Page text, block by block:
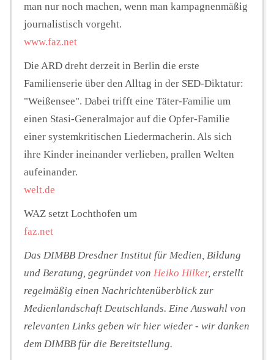
Unterstützen
man nur noch machen, wenn man kampagnenmäßig
journalistisch vorgeht.
www.faz.net
Die ARD dreht derzeit in Berlin die erste
Familienserie über den Alltag in der SED-Diktatur:
"Weißensee". Dabei trifft eine Täter-Familie um
einen Stasi-Generalmajor auf die Opfer-Familie
einer systemkritischen Liedermacherin. Als sich
ihre Kinder ineinander verlieben, prallen Welten
aufeinander.
welt.de
WAZ setzt Lochthofen um
faz.net
Das DIMBB Dresdner Institut für Medien, Bildung
und Beratung, gegründet von Heiko Hilker, erstellt
regelmäßig einen Nachrichtenüberblick zur
Medienlandschaft Deutschlands. Eine Auswahl von
relevanten Links geben wir hier wieder - wir danken
dem DIMBB für die Bereitstellung.